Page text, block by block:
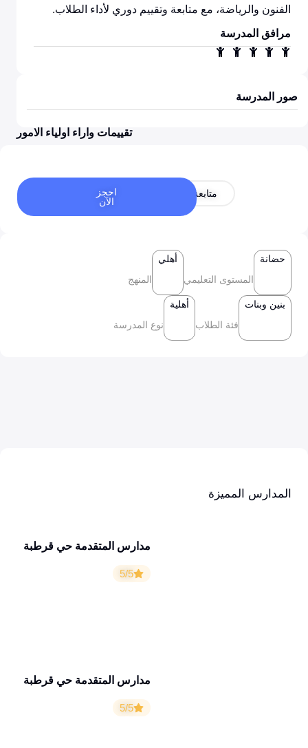
الفنون والرياضة، مع متابعة وتقييم دوري لأداء الطلاب.
مرافق المدرسة
صور المدرسة
تقييمات واراء اولياء الامور
متابعة
احجز
الآن
حضانة
المستوى التعليمي
أهلي
المنهج
بنين وبنات
فئة الطلاب
أهلية
نوع المدرسة
المدارس المميزة
مدارس المتقدمة حي قرطبة
5/5
مدارس المتقدمة حي قرطبة
5/5